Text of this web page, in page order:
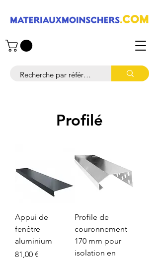
Profilé
Appui de
fenêtre
aluminium
Prix
81,00 €
Profile de
couronnement
170 mm pour
isolation en